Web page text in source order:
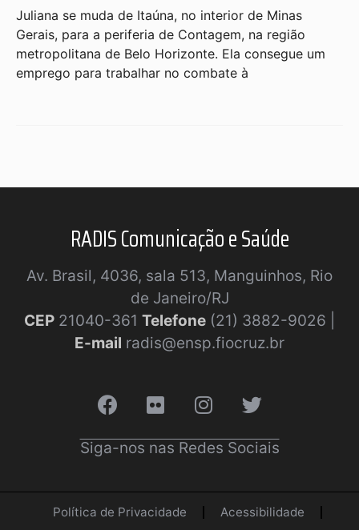
Juliana se muda de Itaúna, no interior de Minas
Gerais, para a periferia de Contagem, na região
metropolitana de Belo Horizonte. Ela consegue um
emprego para trabalhar no combate à
RADIS Comunicação e Saúde
Av. Brasil, 4036, sala 513, Manguinhos, Rio
de Janeiro/RJ
CEP 21040-361 Telefone (21) 3882-9026 |
E-mail radis@ensp.fiocruz.br
Siga-nos nas Redes Sociais
Política de Privacidade Acessibilidade